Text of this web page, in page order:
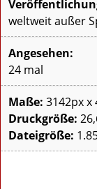
weltweit außer
Angesehen:
24 mal
Maße: 3142px x
Druckgröße:
Dateigröße: